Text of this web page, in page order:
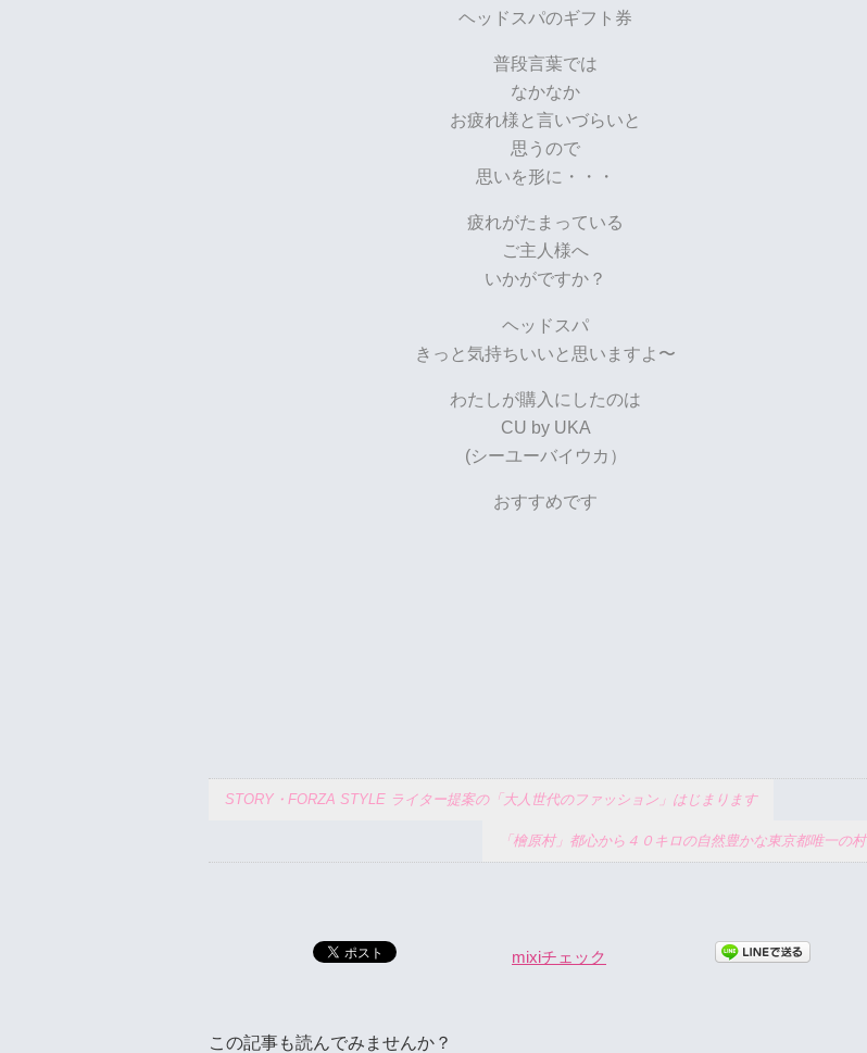
ヘッドスパのギフト券
普段言葉では
なかなか
お疲れ様と言いづらいと
思うので
思いを形に・・・
疲れがたまっている
ご主人様へ
いかがですか？
ヘッドスパ
きっと気持ちいいと思いますよ〜
わたしが購入にしたのは
CU by UKA
(シーユーバイウカ）
おすすめです
STORY・FORZA STYLE ライター提案の「大人世代のファッション」はじまります
「檜原村」都心から４０キロの自然豊かな東京都唯一の村
mixiチェック
この記事も読んでみませんか？